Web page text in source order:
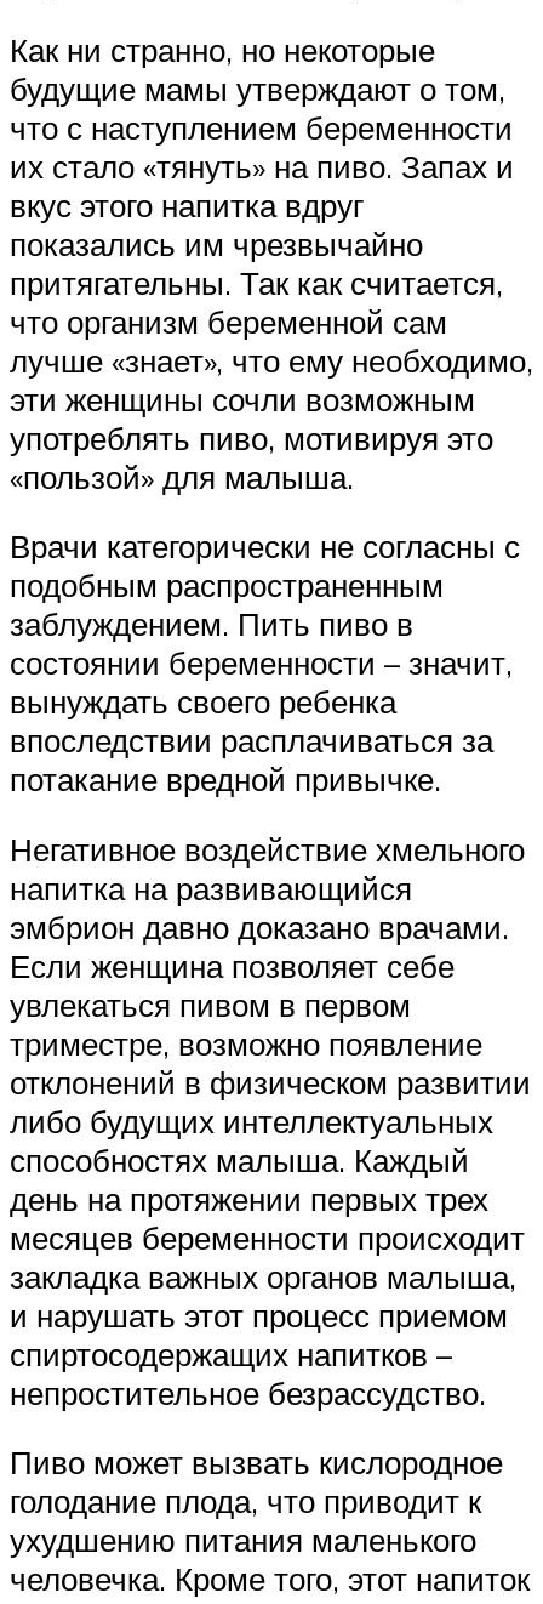
Как ни странно, но некоторые
будущие мамы утверждают о том,
что с наступлением беременности
их стало «тянуть» на пиво. Запах и
вкус этого напитка вдруг
показались им чрезвычайно
притягательны. Так как считается,
что организм беременной сам
лучше «знает», что ему необходимо,
эти женщины сочли возможным
употреблять пиво, мотивируя это
«пользой» для малыша.
Врачи категорически не согласны с
подобным распространенным
заблуждением. Пить пиво в
состоянии беременности – значит,
вынуждать своего ребенка
впоследствии расплачиваться за
потакание вредной привычке.
Негативное воздействие хмельного
напитка на развивающийся
эмбрион давно доказано врачами.
Если женщина позволяет себе
увлекаться пивом в первом
триместре, возможно появление
отклонений в физическом развитии
либо будущих интеллектуальных
способностях малыша. Каждый
день на протяжении первых трех
месяцев беременности происходит
закладка важных органов малыша,
и нарушать этот процесс приемом
спиртосодержащих напитков –
непростительное безрассудство.
Пиво может вызвать кислородное
голодание плода, что приводит к
ухудшению питания маленького
человечка. Кроме того, этот напиток